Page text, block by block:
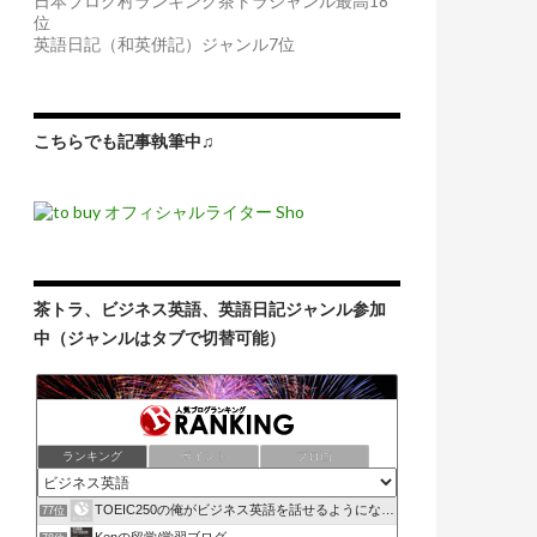
位
英語日記（和英併記）ジャンル7位
こちらでも記事執筆中♫
茶トラ、ビジネス英語、英語日記ジャンル参加
中（ジャンルはタブで切替可能）
ランキング ポイント ブロ画
77位 TOEIC250の俺がビジネス英語を話せるようになるため..